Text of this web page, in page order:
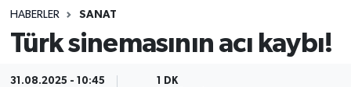
HABERLER SANAT
Türk sinemasının acı kaybı!
31.08.2025 - 10:45 1 DK
KAYNAR KAZAN
SİYASET
Trabzon Trafik Yoğunluk Haritası
Süper Lig Puan Durumu ve Fikstür